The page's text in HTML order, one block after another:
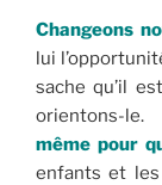
Changeons
lui
sache qu’il
orientons-le.
même pour
enfants et